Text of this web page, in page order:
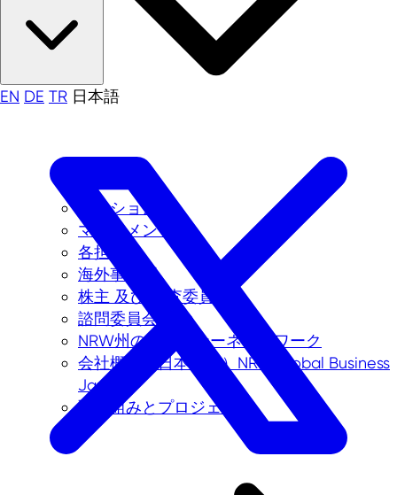
ミッション
マネジメント
各担当者
海外事務所
株主 及び 監査委員会
諮問委員会
NRW州のパートナーネットワーク
会社概要（日本法人）NRW.Global Business
Japan
取り組みとプロジェクト
EN DE TR 日本語